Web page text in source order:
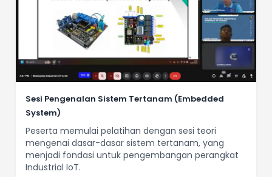
Sesi Pengenalan Sistem Tertanam (Embedded
System)
Peserta memulai pelatihan dengan sesi teori
mengenai dasar-dasar sistem tertanam, yang
menjadi fondasi untuk pengembangan perangkat
Industrial IoT.